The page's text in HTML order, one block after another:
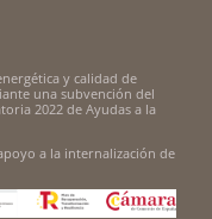
y calidad de
una subvención del
2022 de Ayudas a la
a la internalización de